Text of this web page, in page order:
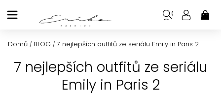
na
Domů / BLOG / 7 nejlepších outfitů ze seriálu Emily in Paris 2
7 nejlepších outfitů ze seriálu
Emily in Paris 2